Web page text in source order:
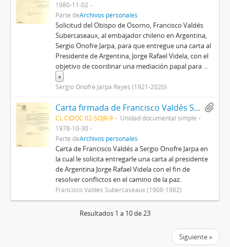
1980-11-02
Parte deArchivos personales
Solicitud del Obispo de Osorno, Francisco Valdés
Subercaseaux, al embajador chileno en Argentina,
Sergio Onofre Jarpa, para que entregue una carta al
Presidente de Argentina, Jorge Rafael Videla, con el
objetivo de coordinar una mediación papal para ...
»
Sergio Onofre Jarpa Reyes (1921-2020)
Carta firmada de Francisco Valdés Subercaseaux a Sergio Onofre Jarpa
CL CIDOC 02-SOJR-9
Unidad documental simple
1978-10-30
Parte deArchivos personales
Carta de Francisco Valdés a Sergio Onofre Jarpa en
la cual le solicita entregarle una carta al presidente
de Argentina Jorge Rafael Videla con el fin de
resolver conflictos en el camino de la paz.
Francisco Valdés Subercaseaux (1908-1982)
Resultados 1 a 10 de 23
Siguiente »